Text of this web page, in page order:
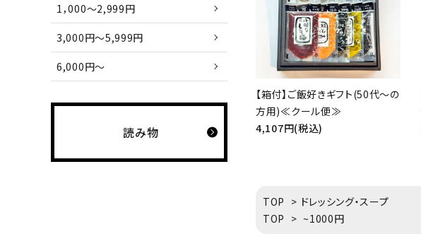
【箱付】ご飯好きギフト(50代～の
方用)≪クール便≫
4,107円(税込)
TOP > ドレッシング・スープ
TOP > ~1000円
1，000～2,999円
3,000円～5,999円
6,000円～
読み物